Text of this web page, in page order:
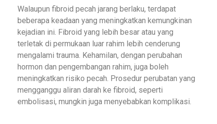
Walaupun fibroid pecah jarang berlaku, terdapat
beberapa keadaan yang meningkatkan kemungkinan
kejadian ini. Fibroid yang lebih besar atau yang
terletak di permukaan luar rahim lebih cenderung
mengalami trauma. Kehamilan, dengan perubahan
hormon dan pengembangan rahim, juga boleh
meningkatkan risiko pecah. Prosedur perubatan yang
mengganggu aliran darah ke fibroid, seperti
embolisasi, mungkin juga menyebabkan komplikasi.